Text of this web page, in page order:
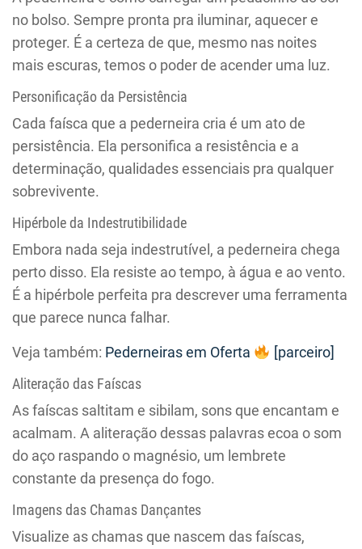
no bolso. Sempre pronta pra iluminar, aquecer e
proteger. É a certeza de que, mesmo nas noites
mais escuras, temos o poder de acender uma luz.
Personificação da Persistência
Cada faísca que a pederneira cria é um ato de
persistência. Ela personifica a resistência e a
determinação, qualidades essenciais pra qualquer
sobrevivente.
Hipérbole da Indestrutibilidade
Embora nada seja indestrutível, a pederneira chega
perto disso. Ela resiste ao tempo, à água e ao vento.
É a hipérbole perfeita pra descrever uma ferramenta
que parece nunca falhar.
Veja também: Pederneiras em Oferta
[parceiro]
Aliteração das Faíscas
As faíscas saltitam e sibilam, sons que encantam e
acalmam. A aliteração dessas palavras ecoa o som
do aço raspando o magnésio, um lembrete
constante da presença do fogo.
Imagens das Chamas Dançantes
Visualize as chamas que nascem das faíscas,